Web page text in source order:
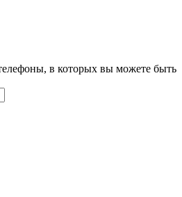
в которых вы можете быть